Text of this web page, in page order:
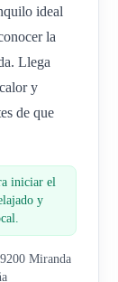
ideal
la
Llega
y
de que
iniciar el
y
Miranda